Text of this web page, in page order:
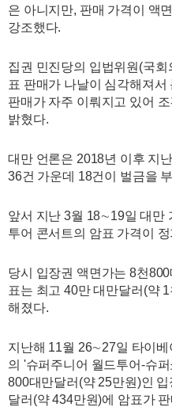
은 아니지만, 판매 가격이 액
강조했다.
집권 민진당의 입법위원(국
표 판매가 나날이 심각해져서
판매가 자주 이뤄지고 있어
밝혔다.
대만 언론은 2018년 이후 지
36건 가운데 18건이 벌금을
앞서 지난 3월 18∼19일 대만
투어 콘서트의 암표 가격이
당시 입장권 액면가는 8천
표는 최고 40만 대만달러(약
해졌다.
지난해 11월 26∼27일 타이
의 '슈퍼주니어 월드투어-슈
800대만달러(약 25만원)인
달러(약 434만원)에 암표가